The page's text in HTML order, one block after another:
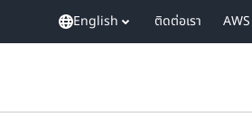
English ติดต่อเรา